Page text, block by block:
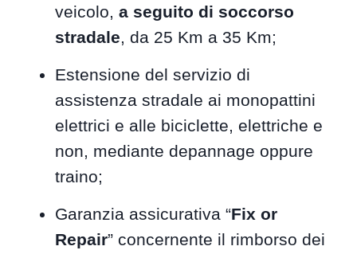
veicolo,a seguito di soccorso
stradale, da 25 Km a 35 Km;
Estensione del servizio di
assistenza stradale ai monopattini
elettrici e alle biciclette, elettriche e
non, mediante depannage oppure
traino;
Garanzia assicurativa “Fix or
Repair” concernente il rimborso dei